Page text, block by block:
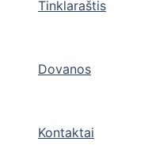
Tinklaraštis
Dovanos
Kontaktai